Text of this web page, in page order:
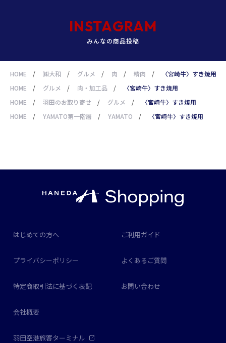
HOME / ㈱大和 / グルメ / 肉 / 精肉 /
〈宮崎牛〉すき焼用
HOME
/ グルメ / 肉・加工品 /
〈宮崎牛〉すき焼用
HOME
/ 羽田のお取り寄せ / グルメ /
〈宮崎牛〉すき焼用
HOME
/ YAMATO第一階層 / YAMATO / 〈宮崎牛〉すき焼用
INSTAGRAM
みんなの商品投稿
はじめての方へ ご利用ガイド
プライバシーポリシー よくあるご質問
特定商取引法に基づく表記 お問い合わせ
会社概要
羽田空港旅客ターミナル